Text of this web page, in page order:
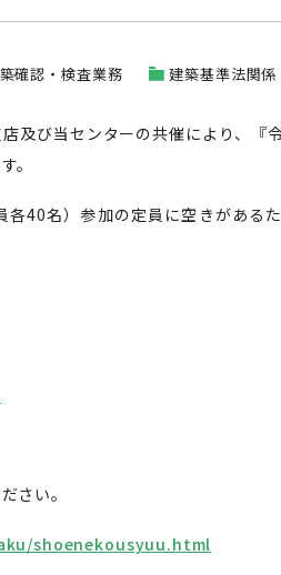
確認・検査業務 建築基準法関係
及び当センターの共催により、『
。
40名）参加の定員に空きがある
さい。
shoenekousyuu.html